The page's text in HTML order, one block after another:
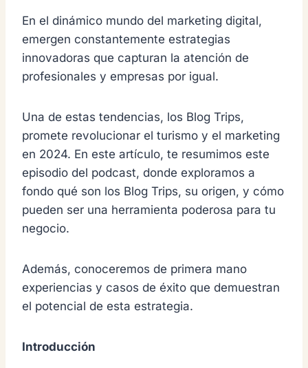
En el dinámico mundo del marketing digital,
emergen constantemente estrategias
innovadoras que capturan la atención de
profesionales y empresas por igual.
Una de estas tendencias, los Blog Trips,
promete revolucionar el turismo y el marketing
en 2024. En este artículo, te resumimos este
episodio del podcast, donde exploramos a
fondo qué son los Blog Trips, su origen, y cómo
pueden ser una herramienta poderosa para tu
negocio.
Además, conoceremos de primera mano
experiencias y casos de éxito que demuestran
el potencial de esta estrategia.
Introducción